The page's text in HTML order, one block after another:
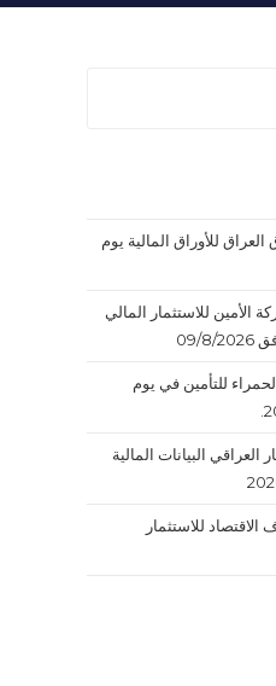
للأوراق المالية يوم
الأمين للاستثمار المالي
للتأمين في يوم
البيانات المالية
للاستثمار